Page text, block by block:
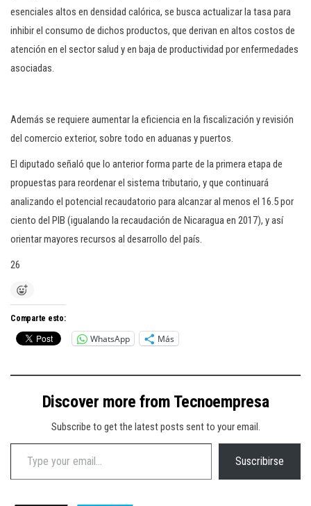
esenciales altos en densidad calórica, se busca actualizar la tasa para
inhibir el consumo de dichos productos, que derivan en altos costos de
atención en el sector salud y en baja de productividad por enfermedades
asociadas.
Además se requiere aumentar la eficiencia en la fiscalización y revisión
del comercio exterior, sobre todo en aduanas y puertos.
El diputado señaló que lo anterior forma parte de la primera etapa de
propuestas para reordenar el sistema tributario, y que continuará
analizando el potencial recaudatorio para alcanzar al menos el 16.5 por
ciento del PIB (igualando la recaudación de Nicaragua en 2017), y así
orientar mayores recursos al desarrollo del país.
26
Comparte esto:
WhatsApp Más
Discover more from Tecnoempresa
Subscribe to get the latest posts sent to your email.
Type your email…
Suscribirse